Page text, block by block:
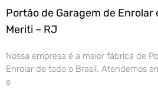
Portão de Garagem de Enrolar
Meriti – RJ
Nossa empresa é a maior fábrica de
Enrolar de todo o Brasil. Atendemos
e